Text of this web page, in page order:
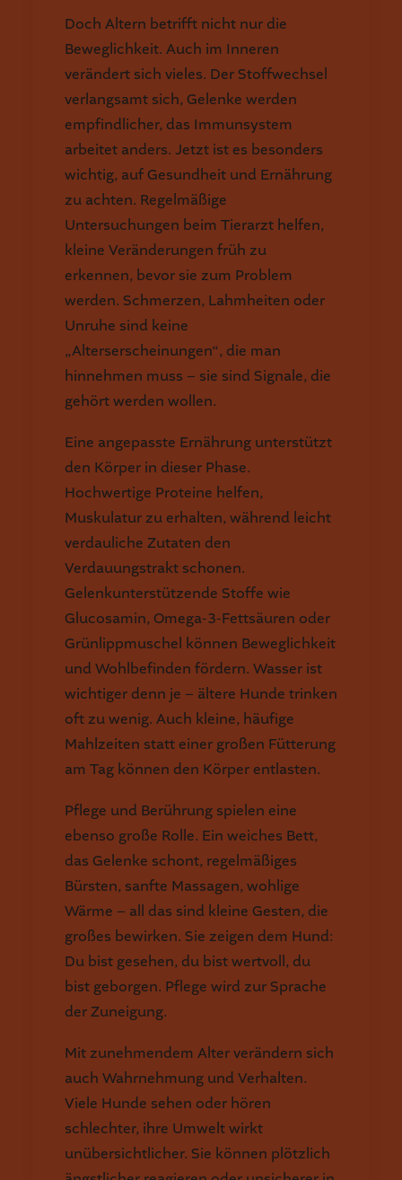
Doch Altern betrifft nicht nur die
Beweglichkeit. Auch im Inneren
verändert sich vieles. Der Stoffwechsel
verlangsamt sich, Gelenke werden
empfindlicher, das Immunsystem
arbeitet anders. Jetzt ist es besonders
wichtig, auf Gesundheit und Ernährung
zu achten. Regelmäßige
Untersuchungen beim Tierarzt helfen,
kleine Veränderungen früh zu
erkennen, bevor sie zum Problem
werden. Schmerzen, Lahmheiten oder
Unruhe sind keine
„Alterserscheinungen“, die man
hinnehmen muss – sie sind Signale, die
gehört werden wollen.
Eine angepasste Ernährung unterstützt
den Körper in dieser Phase.
Hochwertige Proteine helfen,
Muskulatur zu erhalten, während leicht
verdauliche Zutaten den
Verdauungstrakt schonen.
Gelenkunterstützende Stoffe wie
Glucosamin, Omega-3-Fettsäuren oder
Grünlippmuschel können Beweglichkeit
und Wohlbefinden fördern. Wasser ist
wichtiger denn je – ältere Hunde trinken
oft zu wenig. Auch kleine, häufige
Mahlzeiten statt einer großen Fütterung
am Tag können den Körper entlasten.
Pflege und Berührung spielen eine
ebenso große Rolle. Ein weiches Bett,
das Gelenke schont, regelmäßiges
Bürsten, sanfte Massagen, wohlige
Wärme – all das sind kleine Gesten, die
großes bewirken. Sie zeigen dem Hund:
Du bist gesehen, du bist wertvoll, du
bist geborgen. Pflege wird zur Sprache
der Zuneigung.
Mit zunehmendem Alter verändern sich
auch Wahrnehmung und Verhalten.
Viele Hunde sehen oder hören
schlechter, ihre Umwelt wirkt
unübersichtlicher. Sie können plötzlich